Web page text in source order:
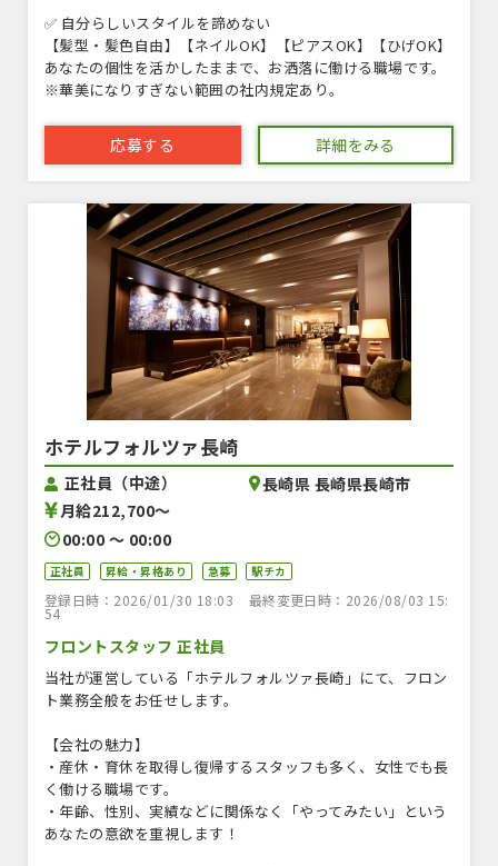
✅ 自分らしいスタイルを諦めない
【髪型・髪色自由】【ネイルOK】【ピアスOK】【ひげOK】
あなたの個性を活かしたままで、お洒落に働ける職場です。
※華美になりすぎない範囲の社内規定あり。
応募する 詳細をみる
ホテルフォルツァ長崎
正社員（中途）
月給212,700〜
00:00 〜 00:00
長崎県 長崎県長崎市
正社員 昇給・昇格あり 急募 駅チカ
登録日時：2026/01/30 18:03 最終変更日時：2026/08/03 15:
54
フロントスタッフ 正社員
当社が運営している「ホテルフォルツァ長崎」にて、フロン
ト業務全般をお任せします。
【会社の魅力】
・産休・育休を取得し復帰するスタッフも多く、女性でも長
く働ける職場です。
・年齢、性別、実績などに関係なく「やってみたい」という
あなたの意欲を重視します！